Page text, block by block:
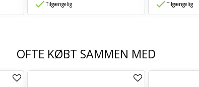
Tilgængelig Tilgængelig
OFTE KØBT SAMMEN MED